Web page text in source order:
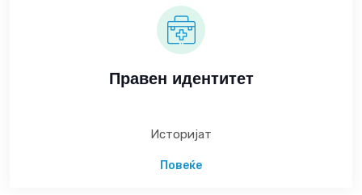
Правен идентитет
Историјат
Повеќе